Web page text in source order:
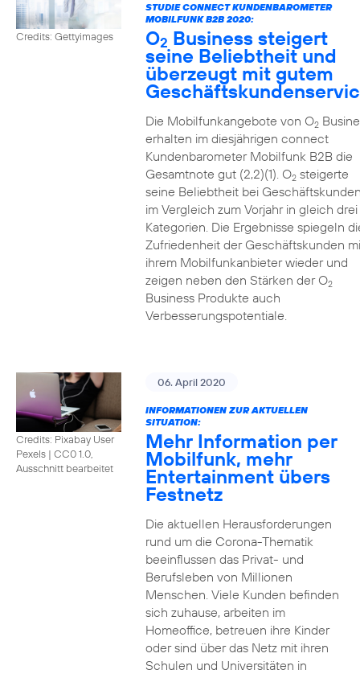
Credits: Gettyimages
STUDIE CONNECT KUNDENBAROMETER
MOBILFUNK B2B 2020:
O2 Business steigert
seine Beliebtheit und
überzeugt mit gutem
Die Mobilfunkangebote von O2
erhalten im diesjährigen connect
Kundenbarometer Mobilfunk B2B die
Gesamtnote gut (2,2)(1). O2steigerte
seine Beliebtheit bei
im Vergleich zum Vorjahr in gleich drei
Kategorien. Die Ergebnisse spiegeln
Zufriedenheit der Geschäftskunden
ihrem Mobilfunkanbieter wieder und
zeigen neben den Stärken der O2
Business Produkte auch
Verbesserungspotentiale.
Credits: Pixabay User
Pexels | CC0 1.0,
Ausschnitt bearbeitet
06. April 2020
INFORMATIONEN ZUR AKTUELLEN
SITUATION:
Mehr Information per
Mobilfunk, mehr
Entertainment übers
Festnetz
Die aktuellen Herausforderungen
rund um die Corona-Thematik
beeinflussen das Privat- und
Berufsleben von Millionen
Menschen. Viele Kunden befinden
sich zuhause, arbeiten im
Homeoffice, betreuen ihre Kinder
oder sind über das Netz mit ihren
Schulen und Universitäten in